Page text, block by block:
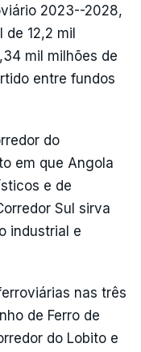
2023--2028,
12,2 mil
mil milhões de
entre fundos
do
em que Angola
e de
Sul sirva
industrial e
nas três
de Ferro de
do Lobito e